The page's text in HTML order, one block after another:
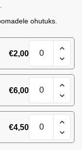
ohutuks.
€2,00
Bizet
(10
kogus
€6,00
Bizet
(10
kogus
€4,50
Bizet